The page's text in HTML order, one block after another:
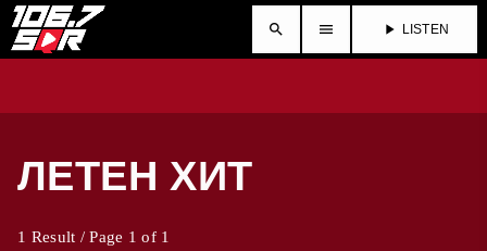
search menu play_arrow LISTEN
ЛЕТЕН ХИТ
1 Result / Page 1 of 1